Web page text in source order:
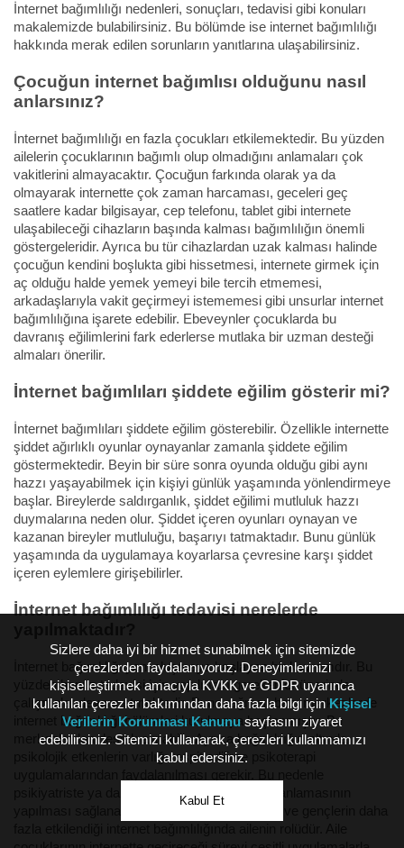
Sizlere daha iyi bir hizmet sunabilmek için sitemizde
çerezlerden faydalanıyoruz. Deneyimlerinizi
kişiselleştirmek amacıyla KVKK ve GDPR uyarınca
kullanılan çerezler bakımından daha fazla bilgi için Kişisel
Verilerin Korunması Kanunu sayfasını ziyaret
edebilirsiniz. Sitemizi kullanarak, çerezleri kullanmamızı
kabul edersiniz.
Kabul Et
İnternet bağımlılığı nedenleri, sonuçları, tedavisi gibi konuları
makalemizde bulabilirsiniz. Bu bölümde ise internet bağımlılığı
hakkında merak edilen sorunların yanıtlarına ulaşabilirsiniz.
Çocuğun internet bağımlısı olduğunu nasıl
anlarsınız?
İnternet bağımlılığı en fazla çocukları etkilemektedir. Bu yüzden
ailelerin çocuklarının bağımlı olup olmadığını anlamaları çok
vakitlerini almayacaktır. Çocuğun farkında olarak ya da
olmayarak internette çok zaman harcaması, geceleri geç
saatlere kadar bilgisayar, cep telefonu, tablet gibi internete
ulaşabileceği cihazların başında kalması bağımlılığın önemli
göstergeleridir. Ayrıca bu tür cihazlardan uzak kalması halinde
çocuğun kendini boşlukta gibi hissetmesi, internete girmek için
aç olduğu halde yemek yemeyi bile tercih etmemesi,
arkadaşlarıyla vakit geçirmeyi istememesi gibi unsurlar internet
bağımlılığına işarete edebilir. Ebeveynler çocuklarda bu
davranış eğilimlerini fark ederlerse mutlaka bir uzman desteği
almaları önerilir.
İnternet bağımlıları şiddete eğilim gösterir mi?
İnternet bağımlıları şiddete eğilim gösterebilir. Özellikle internette
şiddet ağırlıklı oyunlar oynayanlar zamanla şiddete eğilim
göstermektedir. Beyin bir süre sonra oyunda olduğu gibi aynı
hazzı yaşayabilmek için kişiyi günlük yaşamında yönlendirmeye
başlar. Bireylerde saldırganlık, şiddet eğilimi mutluluk hazzı
duymalarına neden olur. Şiddet içeren oyunları oynayan ve
kazanan bireyler mutluluğu, başarıyı tatmaktadır. Bunu günlük
yaşamında da uygulamaya koyarlarsa çevresine karşı şiddet
içeren eylemlere girişebilirler.
İnternet bağımlılığı tedavisi nerelerde
İnternet bağımlılığı yeni oluşmaya başlayan bir kavramdır. Bu
yüzden henüz tedavisi için yapılması gerekenler üzerinde
çalışmalar devam etmektedir. Buna rağmen bazı merkezlerde
internet bağımlılığı bölümleri kurulmaya başlanmıştır. Bu
merkezlerden destek alınabilir. Ayrıca bağımlılığın altında
psikolojik etkenlerin varlığı tespit edilirse psikoterapi
psikiyatriste ya da psikoloğa giderek tedavi planlamasının